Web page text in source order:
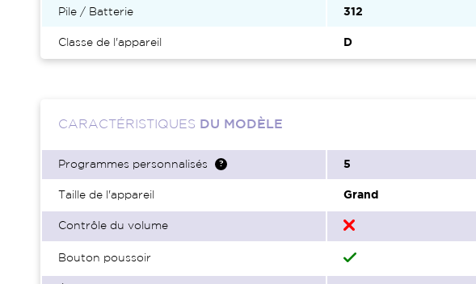
Pile / Batterie 312
Classe de l'appareil D
CARACTÉRISTIQUES DU MODÈLE
Programmes personnalisés 5
Taille de l'appareil Grand
Contrôle du volume
Bouton poussoir